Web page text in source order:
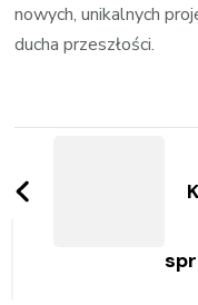
nowych, unikalnych
ducha przeszłości.
wpisy